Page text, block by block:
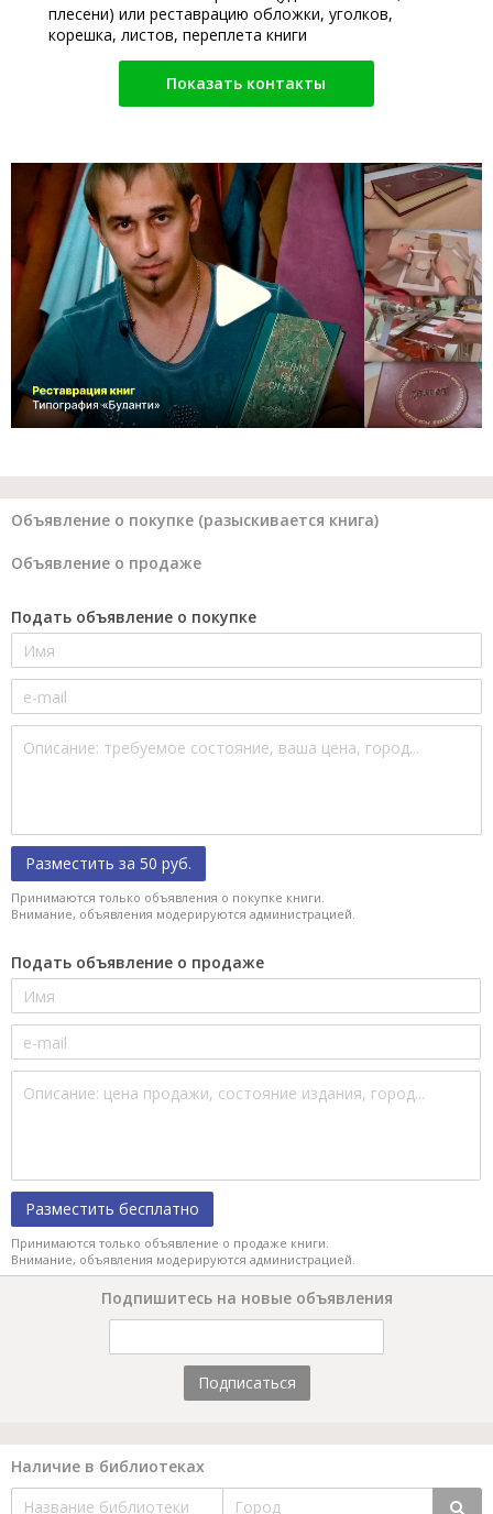
плесени) или реставрацию обложки, уголков,
корешка, листов, переплета книги
Показать контакты
Объявление о покупке (разыскивается книга)
Объявление о продаже
Подать объявление о покупке
Разместить за 50 руб.
Принимаются только объявления о покупке книги.
Внимание, объявления модерируются администрацией.
Подать объявление о продаже
Разместить бесплатно
Принимаются только объявление о продаже книги.
Внимание, объявления модерируются администрацией.
Подпишитесь на новые объявления
Подписаться
Наличие в библиотеках